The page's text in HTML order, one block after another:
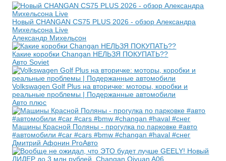
Новый CHANGAN CS75 PLUS 2026 - обзор Александра
Михельсона Live
Александр Михельсон
Какие коробки Changan НЕЛЬЗЯ ПОКУПАТЬ??
Авто Soviet
Volkswagen Golf Plus на вторичке: моторы, коробки и
реальные проблемы | Подержанные автомобили
Авто плюс
Машины Красной Поляны - прогулка по парковке #авто
#автомобили #car #cars #bmw #changan #haval #снег
Дмитрий Афонин ProАвто